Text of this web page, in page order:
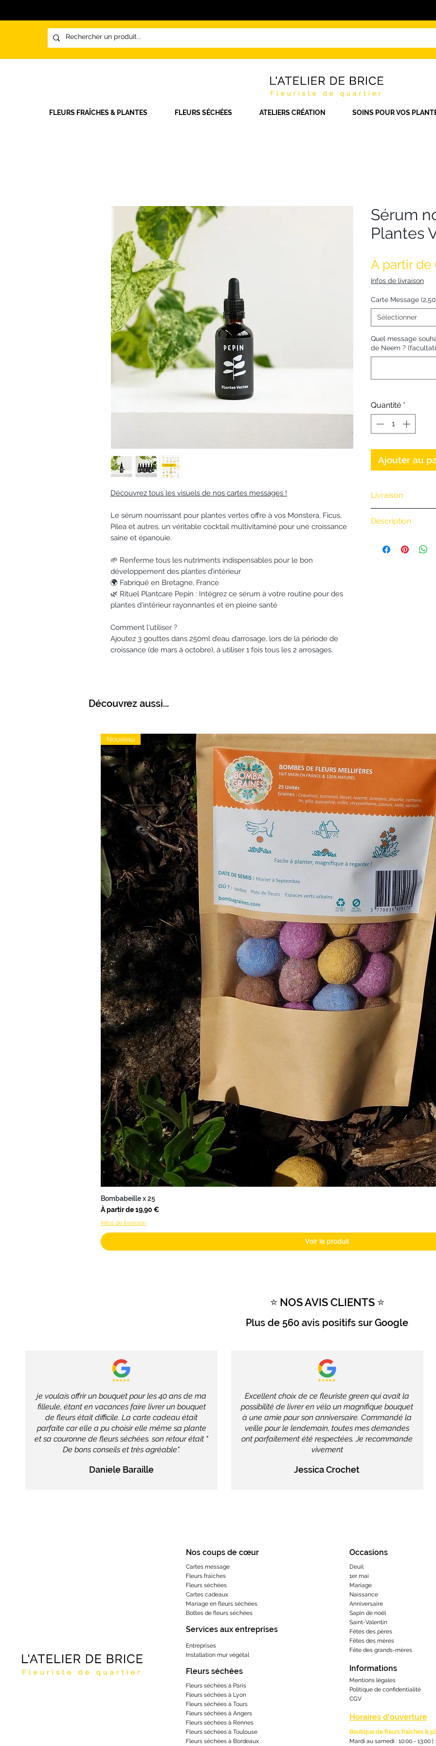
FLEURS FRAÎCHES & PLANTES FLEURS SÉCHÉES ATELIERS CRÉATION SOINS POUR VOS
Découvrez tous les visuels de nos cartes messages !
Le sérum nourrissant pour plantes vertes offre à vos Monstera, Ficus,
Pilea et autres, un véritable cocktail multivitaminé pour une croissance
saine et épanouie.
🌱 Renferme tous les nutriments indispensables pour le bon
développement des plantes d’intérieur
🌍 Fabriqué en Bretagne, France
🌿 Rituel Plantcare Pepin : Intégrez ce sérum à votre routine pour des
plantes d'intérieur rayonnantes et en pleine santé
Comment l'utiliser ?
Ajoutez 3 gouttes dans 250ml d’eau d’arrosage, lors de la période de
croissance (de mars à octobre), à utiliser 1 fois tous les 2 arrosages.
Sérum
Plantes
À partir de
Infos de livraison
Carte Message
Sélectionner
Quel message
de Neem ?
Quantité *
Ajouter au
Livraison
(Exclusivité Web
• Retrait en
à 48h.
fraîches),
délais
2 à 4 jours
Livraison
Tout savoir sur la
Description
Contenance :
Découvrez aussi...
Nouveau
Bombabeille x 25
À partir de19,90 €
Prix promotionnel
Infos de livraison
Voir le produit
⭐ NOS AVIS CLIENTS ⭐
Plus de560 avis positifssur Google
je voulais offrir un bouquet pour les 40 ans de ma
filleule, étant en vacances faire livrer un bouquet
de fleurs était difficile. La carte cadeau était
parfaite car elle a pu choisir elle même sa plante
et sa couronne de fleurs séchées. son retour était "
De bons conseils et très agréable".
Daniele Baraille
Excellent choix de ce fleuriste green qui avait la
possibilité de livrer en vélo un magnifique bouquet
à une amie pour son anniversaire. Commandé la
veille pour le lendemain, toutes mes demandes
ont parfaitement été respectées. Je recommande
vivement
Jessica Crochet
Nos coups de cœur
Cartes message
Fleurs fraîches
Fleurs séchées
Cartes cadeaux
Mariage en fleurs séchées
Bottes de fleurs séchées
Services aux entreprises
Entreprises
Installation mur végétal
Fleurs séchées
Fleurs séchées à Paris
Fleurs séchées à Lyon
Fleurs séchées à Tours
Fleurs séchées à Angers
Fleurs séchées à Rennes
Fleurs séchées à Toulouse
Fleurs séchées à Bordeaux
Occasions
Deuil
1er mai
Mariage
Naissance
Anniversaire
Sapin de noël
Saint-Valentin
Fêtes des pères
Fêtes des mères
​Fête des grands-mères
Informations
Mentions légales
Politique de confidentialité
CGV
Horaires d'ouverture
Boutique de fleurs fraîches &
Mardi au samedi : 10:00 - 13:00